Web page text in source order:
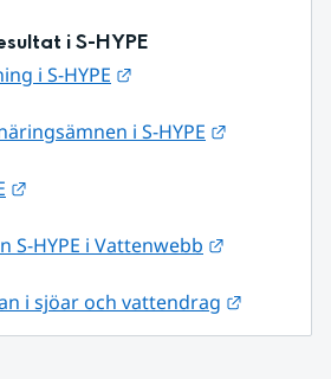
i S-HYPE
i S-HYPE
i S-HYPE
S-HYPE i Vattenwebb
i sjöar och vattendrag